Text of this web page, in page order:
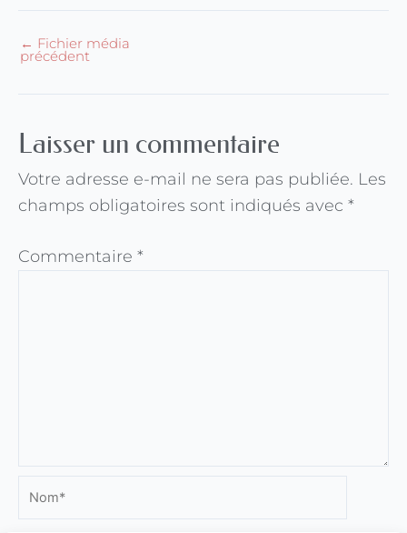
← Fichier média
précédent
Laisser un commentaire
Votre adresse e-mail ne sera pas publiée. Les
champs obligatoires sont indiqués avec *
Commentaire *
Nom*